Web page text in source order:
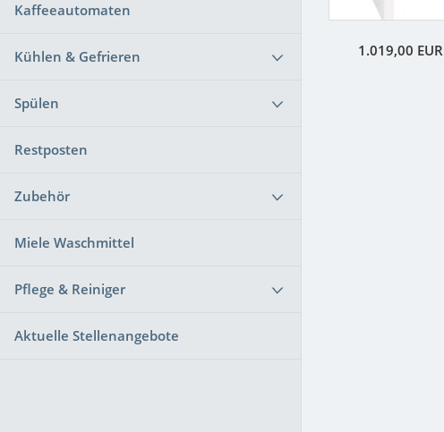
Kaffeeautomaten
Kühlen & Gefrieren
Spülen
Restposten
Zubehör
Miele Waschmittel
Pflege & Reiniger
Aktuelle Stellenangebote
1.019,00 EUR